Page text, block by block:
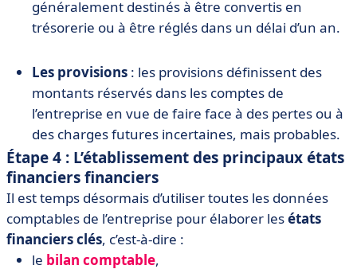
généralement destinés à être convertis en
trésorerie ou à être réglés dans un délai d’un an.
Les provisions : les provisions définissent des
montants réservés dans les comptes de
l’entreprise en vue de faire face à des pertes ou à
des charges futures incertaines, mais probables.
Étape 4 : L’établissement des principaux états
financiers financiers
Il est temps désormais d’utiliser toutes les données
comptables de l’entreprise pour élaborer lesétats
financiers clés, c’est-à-dire :
le bilan comptable,